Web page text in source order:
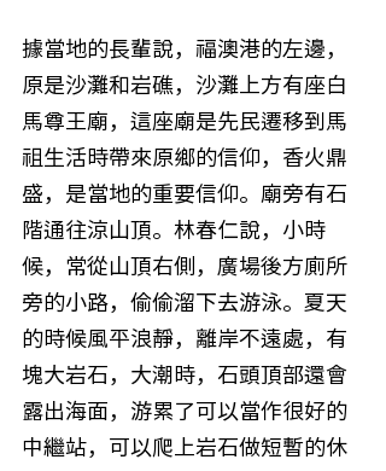
據當地的長輩說，福澳港的左邊，
原是沙灘和岩礁，沙灘上方有座白
馬尊王廟，這座廟是先民遷移到馬
祖生活時帶來原鄉的信仰，香火鼎
盛，是當地的重要信仰。廟旁有石
階通往涼山頂。林春仁說，小時
候，常從山頂右側，廣場後方廁所
旁的小路，偷偷溜下去游泳。夏天
的時候風平浪靜，離岸不遠處，有
塊大岩石，大潮時，石頭頂部還會
露出海面，游累了可以當作很好的
中繼站，可以爬上岩石做短暫的休